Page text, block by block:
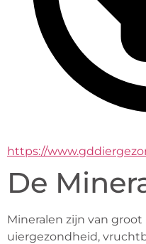
https://
De
Mineralen zijn van
uiergezondheid,